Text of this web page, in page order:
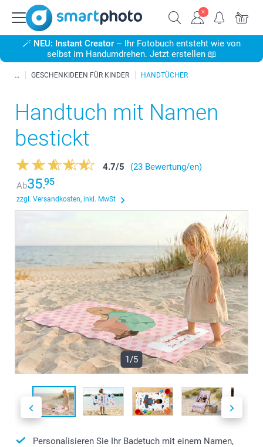
🪄 NEU: Instant Creator – Ihr Fotobuch entsteht wie von
selbst im Handumdrehen. Jetzt erstellen 📖
GESCHENKIDEEN FÜR KINDER HANDTÜCHER
Handtuch mit Namen
bestickt
4.7/5
(23 Bewertung/en)
Ab35.95
zzgl. Versandkosten, inkl. MwSt
1/5
Personalisieren Sie Ihr Badetuch mit einem Namen,